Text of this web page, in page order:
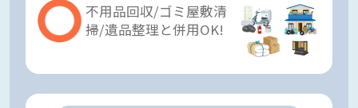
不用品回収/ゴミ屋敷清
掃/遺品整理と併用OK!